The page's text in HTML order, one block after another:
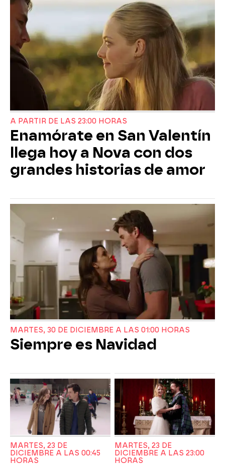
A PARTIR DE LAS 23:00 HORAS
Enamórate en San Valentín
llega hoy a Nova con dos
grandes historias de amor
MARTES, 30 DE DICIEMBRE A LAS 01:00 HORAS
Siempre es Navidad
MARTES, 23 DE
DICIEMBRE A LAS 00:45
HORAS
MARTES, 23 DE
DICIEMBRE A LAS 23:00
HORAS